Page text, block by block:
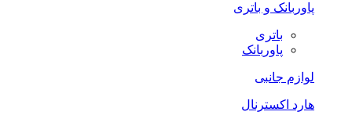
پاوربانک و باتری
باتری
پاوربانک
لوازم جانبی
هارد اکسترنال